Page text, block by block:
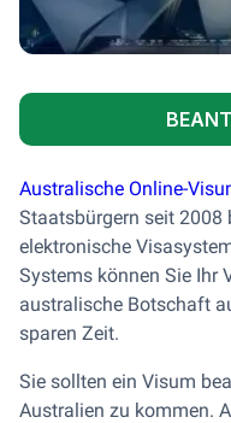
Australische Online-
Staatsbürgern seit 2008
elektronische
Systems können Sie Ihr
australische Botschaft
sparen Zeit.
Sie sollten ein Visum
Australien zu kommen.